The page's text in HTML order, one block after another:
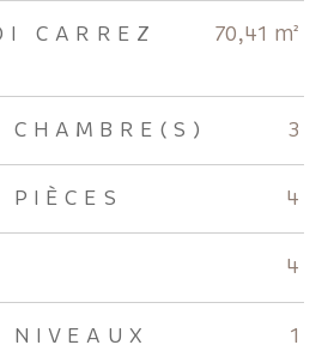
CARREZ
70,41 m²
CHAMBRE(S) 3
PIÈCES 4
4
NIVEAUX 1